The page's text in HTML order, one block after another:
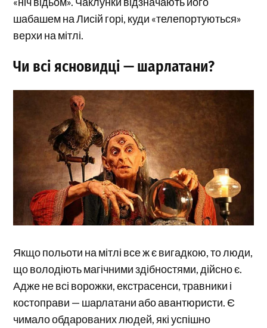
шабашем на Лисій горі, куди «телепортуються»
верхи на мітлі.
Чи всі ясновидці — шарлатани?
Якщо польоти на мітлі все ж є вигадкою, то люди,
що володіють магічними здібностями, дійсно є.
Адже не всі ворожки, екстрасенси, травники і
костоправи — шарлатани або авантюристи. Є
чимало обдарованих людей, які успішно